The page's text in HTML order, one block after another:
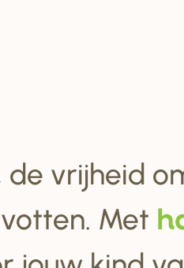
de vrijheid
Met